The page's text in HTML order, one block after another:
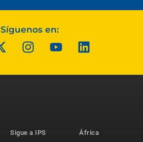
Síguenos en:
Sigue a IPS
África